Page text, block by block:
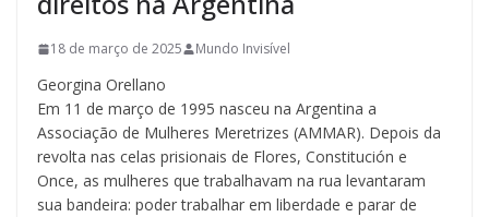
18 de março de 2025 Mundo Invisível
Georgina Orellano
Em 11 de março de 1995 nasceu na Argentina a
Associação de Mulheres Meretrizes (AMMAR). Depois da
revolta nas celas prisionais de Flores, Constitución e
Once, as mulheres que trabalhavam na rua levantaram
sua bandeira: poder trabalhar em liberdade e parar de